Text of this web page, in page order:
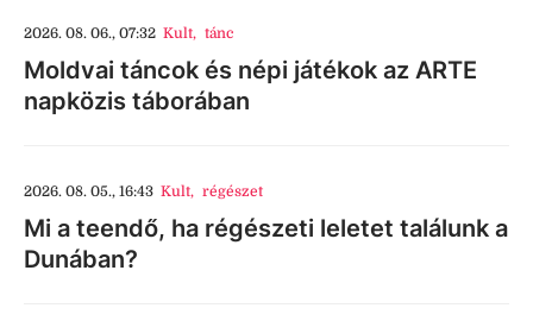
2026. 08. 06., 07:32 Kult, tánc
Moldvai táncok és népi játékok az ARTE
napközis táborában
2026. 08. 05., 16:43 Kult, régészet
Mi a teendő, ha régészeti leletet találunk a
Dunában?